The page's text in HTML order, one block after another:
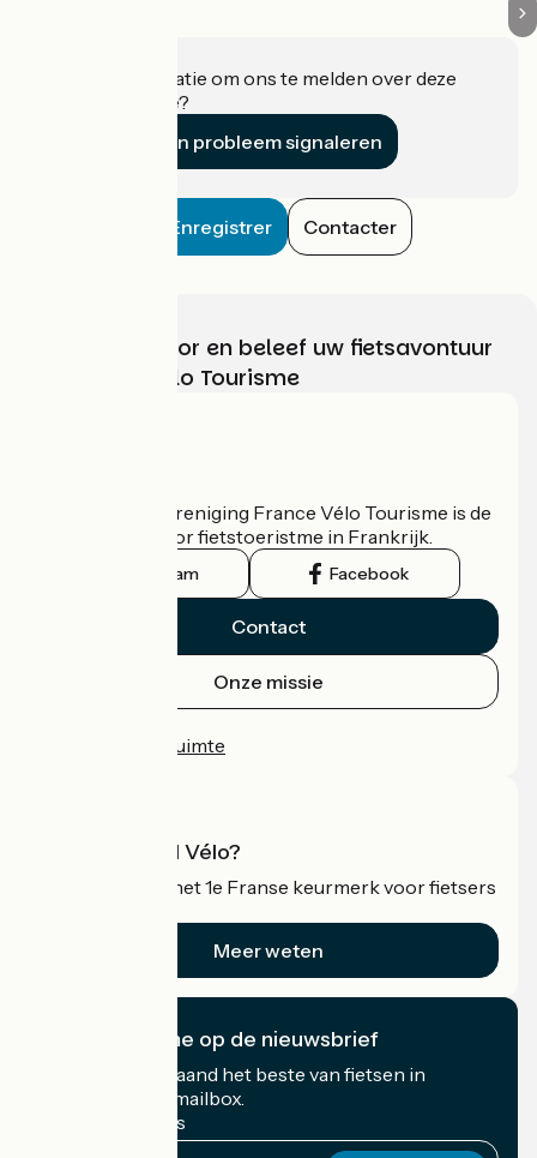
Heeft u informatie om ons te melden over deze
accommodatie?
Een probleem signaleren
Enregistrer Contacter
Kies, bereid voor en beleef uw fietsavontuur
met France Vélo Tourisme
De nationale vereniging France Vélo Tourisme is de
officiële gids voor fietstoeristme in Frankrijk.
Instagram Facebook
Contact
Onze missie
Professionele ruimte
Wat is Accueil Vélo?
Accueil Vélo is het 1e Franse keurmerk voor fietsers
Meer weten
Ik abonneer me op de nieuwsbrief
Ontvang elke maand het beste van fietsen in
Frankrijk in uw mailbox.
Mijn e-mailadres